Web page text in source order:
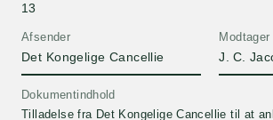
Afsender
Det Kongelige Cancellie
13
Modtager
J. C.
Dokumentindhold
Tilladelse fra Det Kongelige Cancellie til at